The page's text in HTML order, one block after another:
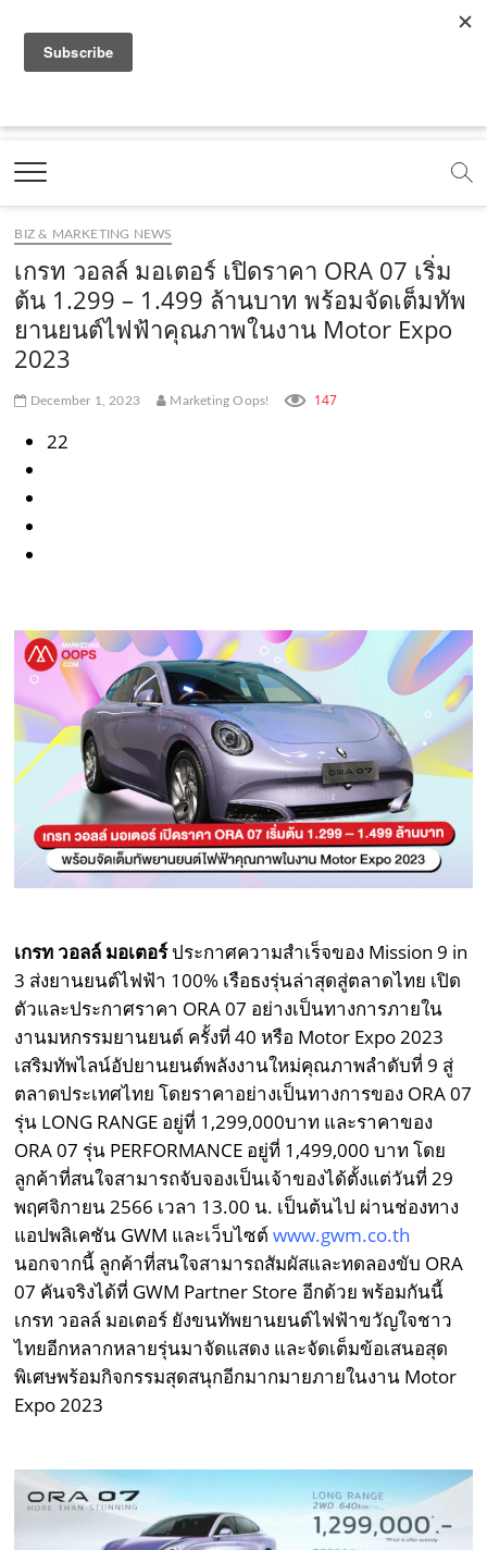
a
e
b
o
o
k
.
c
o
m
o
t
b
e
.
c
m
.
o
e
m
e
t
g
r
a
m
c
t
k
c
o
Marketing Oops!
DIGITAL | CREATIVE | ADVERTISING | CAMPAIGN |
BIZ & MARKETING NEWS
เกรท วอลล์ มอเตอร์ เปิดราคา ORA 07 เริ่ม
ต้น 1.299 – 1.499 ล้านบาท พร้อมจัดเต็มทัพ
ยานยนต์ไฟฟ้าคุณภาพในงาน Motor Expo
2023
December 1, 2023 Marketing Oops! 147
22
เกรท วอลล์ มอเตอร์ประกาศความสำเร็จของ Mission 9 in
3 ส่งยานยนต์ไฟฟ้า 100% เรือธงรุ่นล่าสุดสู่ตลาดไทย เปิด
ตัวและประกาศราคา ORA 07 อย่างเป็นทางการภายใน
งานมหกรรมยานยนต์ ครั้งที่ 40 หรือ Motor Expo 2023
เสริมทัพไลน์อัปยานยนต์พลังงานใหม่คุณภาพลำดับที่ 9 สู่
ตลาดประเทศไทย โดยราคาอย่างเป็นทางการของ ORA 07
รุ่น LONG RANGE อยู่ที่ 1,299,000บาท และราคาของ
ORA 07 รุ่น PERFORMANCE อยู่ที่ 1,499,000 บาท โดย
ลูกค้าที่สนใจสามารถจับจองเป็นเจ้าของได้ตั้งแต่วันที่ 29
พฤศจิกายน 2566 เวลา 13.00 น. เป็นต้นไป ผ่านช่องทาง
แอปพลิเคชัน GWM และเว็บไซต์www.gwm.co.th
นอกจากนี้ ลูกค้าที่สนใจสามารถสัมผัสและทดลองขับ ORA
07 คันจริงได้ที่ GWM Partner Store อีกด้วย พร้อมกันนี้
เกรท วอลล์ มอเตอร์ ยังขนทัพยานยนต์ไฟฟ้าขวัญใจชาว
ไทยอีกหลากหลายรุ่นมาจัดแสดง และจัดเต็มข้อเสนอสุด
พิเศษพร้อมกิจกรรมสุดสนุกอีกมากมายภายในงาน Motor
Expo 2023